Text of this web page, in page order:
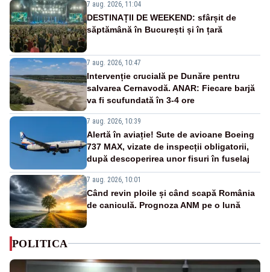
7 aug. 2026, 11:04
DESTINAȚII DE WEEKEND: sfârșit de
săptămână în București și în țară
7 aug. 2026, 10:47
Intervenție crucială pe Dunăre pentru
salvarea Cernavodă. ANAR: Fiecare barjă
va fi scufundată în 3-4 ore
7 aug. 2026, 10:39
Alertă în aviație! Sute de avioane Boeing
737 MAX, vizate de inspecții obligatorii,
după descoperirea unor fisuri în fuselaj
7 aug. 2026, 10:01
Când revin ploile și când scapă România
de caniculă. Prognoza ANM pe o lună
POLITICA